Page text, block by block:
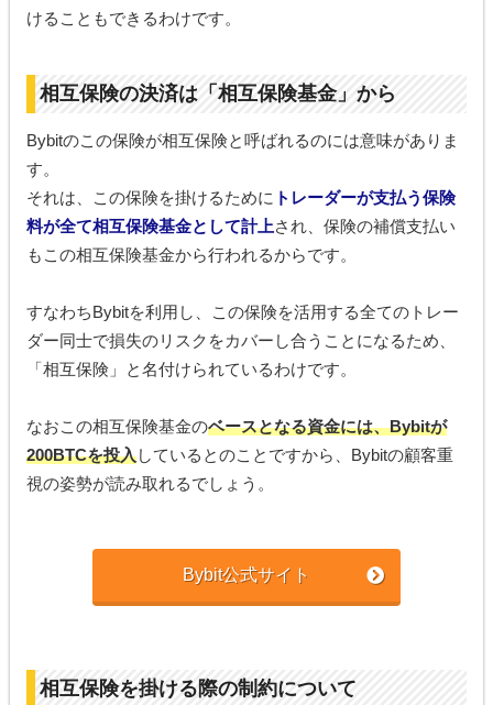
けることもできるわけです。
相互保険の決済は「相互保険基金」から
Bybitのこの保険が相互保険と呼ばれるのには意味がありま
す。
それは、この保険を掛けるために トレーダーが支払う保険
料が全て相互保険基金として計上され、保険の補償支払い
もこの相互保険基金から行われるからです。
すなわちBybitを利用し、この保険を活用する全てのトレー
ダー同士で損失のリスクをカバーし合うことになるため、
「相互保険」と名付けられているわけです。
なおこの相互保険基金のベースとなる資金には、Bybitが
200BTCを投入しているとのことですから、Bybitの顧客重
視の姿勢が読み取れるでしょう。
Bybit公式サイト
相互保険を掛ける際の制約について